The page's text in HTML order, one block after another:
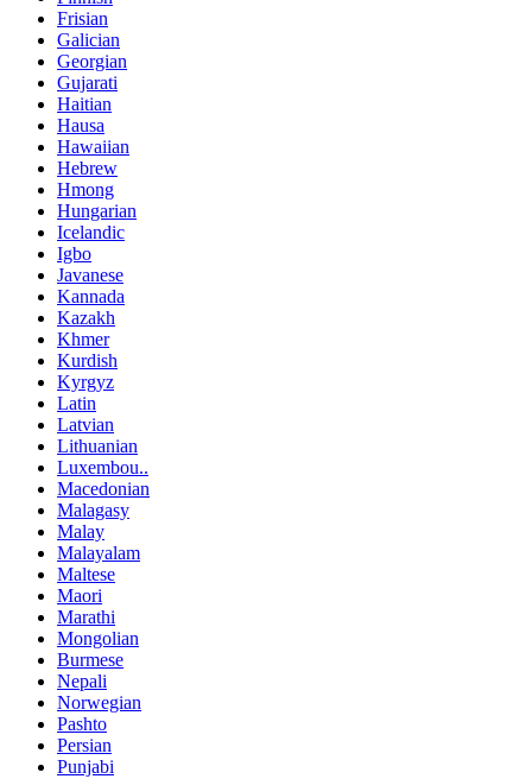
Frisian
Galician
Georgian
Gujarati
Haitian
Hausa
Hawaiian
Hebrew
Hmong
Hungarian
Icelandic
Igbo
Javanese
Kannada
Kazakh
Khmer
Kurdish
Kyrgyz
Latin
Latvian
Lithuanian
Luxembou..
Macedonian
Malagasy
Malay
Malayalam
Maltese
Maori
Marathi
Mongolian
Burmese
Nepali
Norwegian
Pashto
Persian
Punjabi